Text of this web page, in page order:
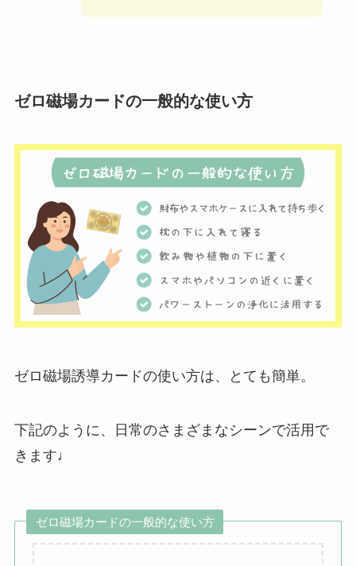
ゼロ磁場カードの一般的な使い方
ゼロ磁場誘導カードの使い方は、とても簡単。
下記のように、日常のさまざまなシーンで活用で
きます♩
ゼロ磁場カードの一般的な使い方